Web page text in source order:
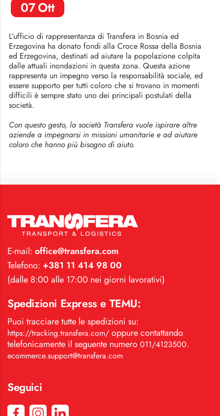
07Ott
L’ufficio di rappresentanza di Transfera in Bosnia ed
Erzegovina ha donato fondi alla Croce Rossa della Bosnia
ed Erzegovina, destinati ad aiutare la popolazione colpita
dalle attuali inondazioni in questa zona. Questa azione
rappresenta un impegno verso la responsabilità sociale, ed
essere supporto per tutti coloro che si trovano in momenti
difficili è sempre stato uno dei principali postulati della
società.
Con questo gesto, la società Transfera vuole ispirare altre
aziende a impegnarsi in missioni umanitarie e ad aiutare
coloro che hanno più bisogno di aiuto.
E-mail: office@transfera.com
Telefono: +381 11 414 98 00
(dalle 8:00 alle 17:00 nei giorni lavorativi)
Spedizioni Express e TEMU:
Puoi tracciare tutte le spedizioni su:
https://tracking.transfera.com/ oppure contattando
telefonicamente il seguente numero 011/4123500.
ecommerce.support@transfera.com
Seguici